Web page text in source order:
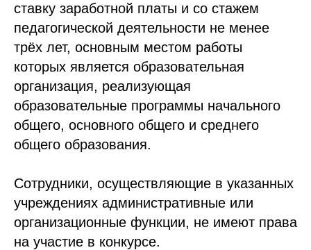
ставку заработной платы и со стажем
педагогической деятельности не менее
трёх лет, основным местом работы
которых является образовательная
организация, реализующая
образовательные программы начального
общего, основного общего и среднего
общего образования.
Сотрудники, осуществляющие в указанных
учреждениях административные или
организационные функции, не имеют права
на участие в конкурсе.